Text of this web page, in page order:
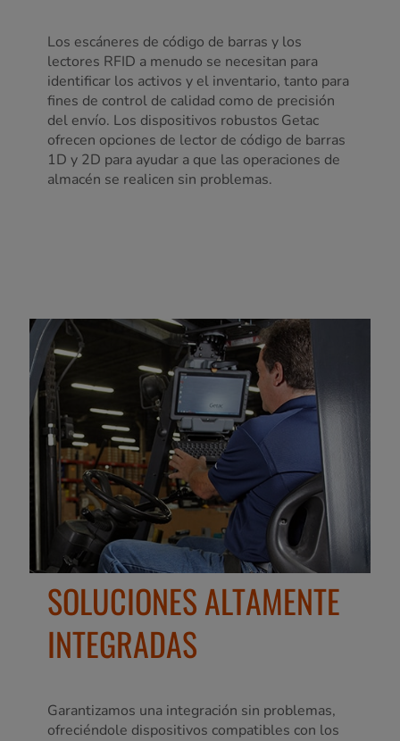
Los escáneres de código de barras y los
lectores RFID a menudo se necesitan para
identificar los activos y el inventario, tanto para
fines de control de calidad como de precisión
del envío. Los dispositivos robustos Getac
ofrecen opciones de lector de código de barras
1D y 2D para ayudar a que las operaciones de
almacén se realicen sin problemas.
SOLUCIONES ALTAMENTE
INTEGRADAS
Garantizamos una integración sin problemas,
ofreciéndole dispositivos compatibles con los